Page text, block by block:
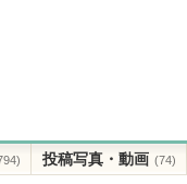
投稿写真・動画 (74)